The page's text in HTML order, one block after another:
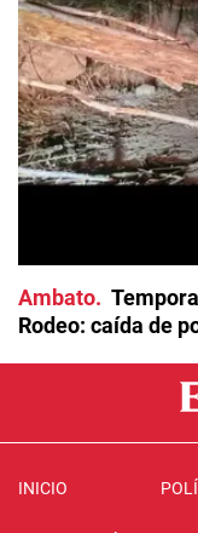
Ambato
Rodeo: caída de
INICIO